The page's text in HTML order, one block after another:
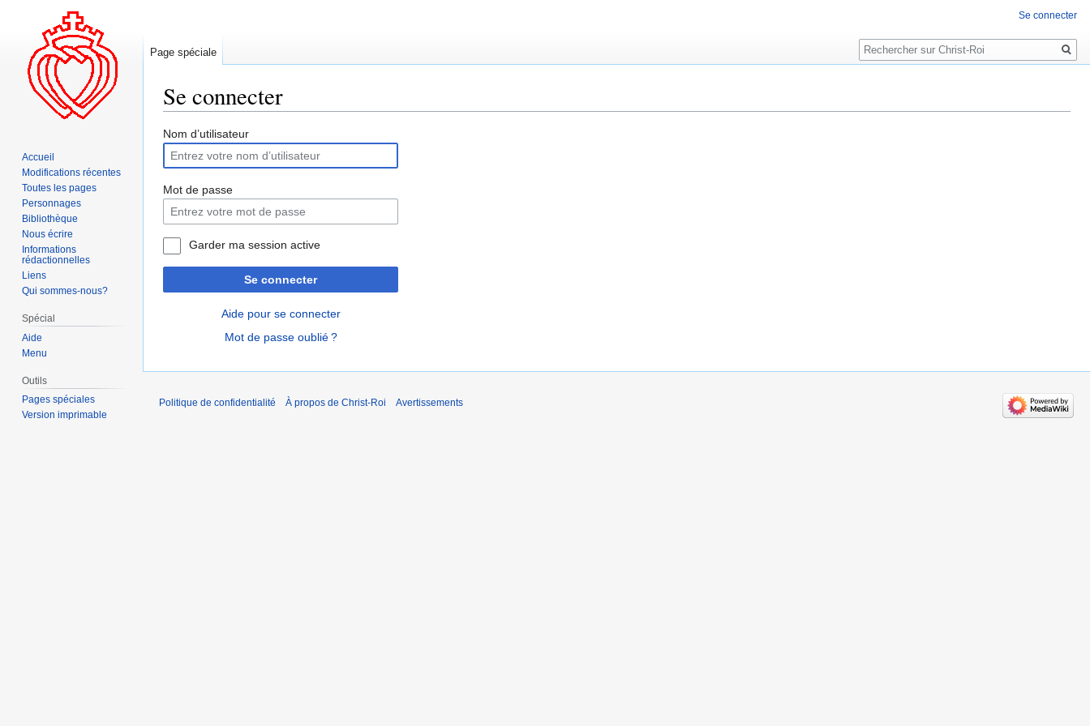
Se connecter
Aller
la
navigation
Aller
la
recherche
Nom d’utilisateur
Mot de passe
Garder ma session active
Se connecter
Aide pour se connecter
Mot de passe oublié ?
Se connecter
Page spéciale
Rechercher
Accueil
Modifications récentes
Toutes les pages
Personnages
Bibliothèque
Nous écrire
Informations
rédactionnelles
Liens
Qui sommes-nous?
Spécial
Aide
Menu
Outils
Pages spéciales
Version imprimable
Politique de confidentialité À propos de Christ-Roi Avertissements